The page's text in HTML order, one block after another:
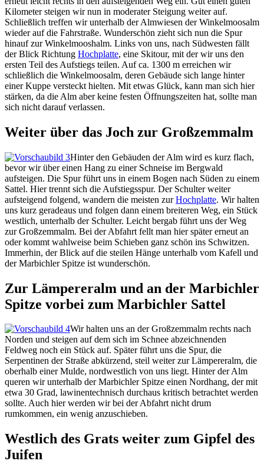
Kilometer steigen wir nun in moderater Steigung weiter auf.
Schließlich treffen wir unterhalb der Almwiesen der Winkelmoosalm
wieder auf die Fahrstraße. Wunderschön zieht sich nun die Spur
hinauf zur Winkelmooshalm. Links von uns, nach Südwesten fällt
der Blick Richtung Hochplatte, eine Skitour, mit der wir uns den
ersten Teil des Aufstiegs teilen. Auf ca. 1300 m erreichen wir
schließlich die Winkelmoosalm, deren Gebäude sich lange hinter
einer Kuppe versteckt hielten. Mit etwas Glück, kann man sich hier
stärken, da die Alm aber keine festen Öffnungszeiten hat, sollte man
sich nicht darauf verlassen.
Weiter über das Joch zur Großzemmalm
Hinter den Gebäuden der Alm wird es kurz flach,
bevor wir über einen Hang zu einer Schneise im Bergwald
aufsteigen. Die Spur führt uns in einem Bogen nach Süden zu einem
Sattel. Hier trennt sich die Aufstiegsspur. Der Schulter weiter
aufsteigend folgend, wandern die meisten zurHochplatte. Wir halten
uns kurz geradeaus und folgen dann einem breiteren Weg, ein Stück
westlich, unterhalb der Schulter. Leicht bergab führt uns der Weg
zur Großzemmalm. Bei der Abfahrt fellt man hier später erneut an
oder kommt wahlweise beim Schieben ganz schön ins Schwitzen.
Immerhin, der Blick auf die steilen Hänge unterhalb vom Kafell und
der Marbichler Spitze ist wunderschön.
Zur Lämpereralm und an der Marbichler
Spitze vorbei zum Marbichler Sattel
Wir halten uns an der Großzemmalm rechts nach
Norden und steigen auf dem sich im Schnee abzeichnenden
Feldweg noch ein Stück auf. Später führt uns die Spur, die
Serpentinen der Straße abkürzend, steil weiter zur Lämpereralm, die
oberhalb einer Mulde, nordwestlich von uns liegt. Hinter der Alm
queren wir unterhalb der Marbichler Spitze einen Nordhang, der mit
etwa 30 Grad, lawinentechnisch durchaus kritisch betrachtet werden
sollte. Auch hier werden wir bei der Abfahrt nicht drum
rumkommen, ein wenig anzuschieben.
Westlich des Grats weiter zum Gipfel des
Juifen